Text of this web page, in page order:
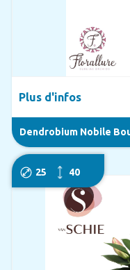
Dendrobium Nobile
Plus d'infos
25 40